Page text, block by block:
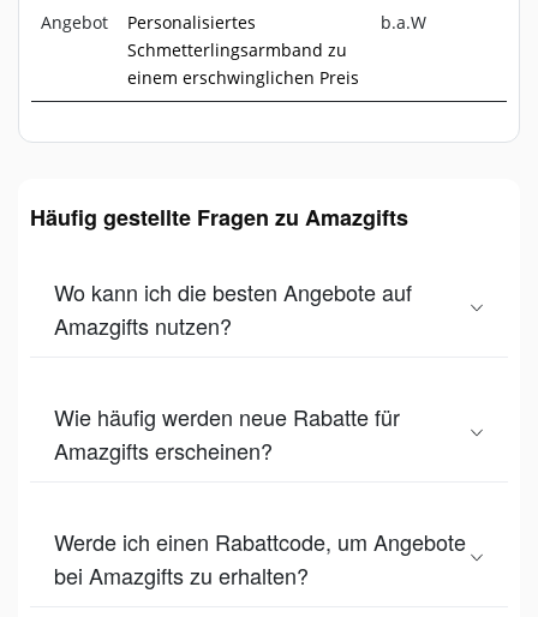
Angebot
Personalisiertes
Schmetterlingsarmband zu
einem erschwinglichen Preis
b.a.W
Häufig gestellte Fragen zu Amazgifts
Wo kann ich die besten Angebote auf
Amazgifts nutzen?
Wie häufig werden neue Rabatte für
Amazgifts erscheinen?
Werde ich einen Rabattcode, um Angebote
bei Amazgifts zu erhalten?